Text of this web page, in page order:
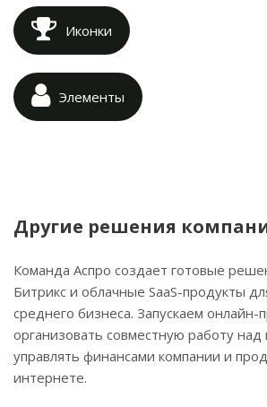
Иконки
Элементы
Другие решения
Команда Аспро создает готовые
Битрикс и облачные SaaS-продукты
среднего бизнеса. Запускаем онлайн-
организовать совместную работу над
управлять финансами компании и
интернете.